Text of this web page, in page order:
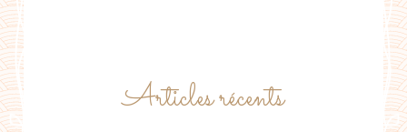
Articles récents